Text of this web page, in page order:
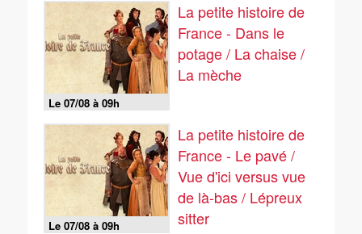
Le 07/08 à 09h
La petite histoire de
France - Dans le
potage / La chaise /
La mèche
Le 07/08 à 09h
La petite histoire de
France - Le pavé /
Vue d'ici versus vue
de là-bas / Lépreux
sitter